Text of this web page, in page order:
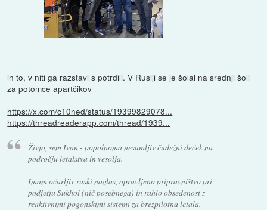
in to, v niti ga razstavi s potrdili. V Rusiji se je šolal na srednji šoli
za potomce apartčikov
https://x.com/c10ned/status/19399829078...
https://threadreaderapp.com/thread/1939...
Živjo, sem Ivan - popolnoma nesumljiv čudežni deček na
področju letalstva in vesolja.
Imam očarljiv ruski naglas, opravljeno pripravništvo pri
podjetju Sukhoi (nič posebnega) in rahlo obsedenost z
reaktivnimi pogonskimi sistemi za brezpilotna letala.